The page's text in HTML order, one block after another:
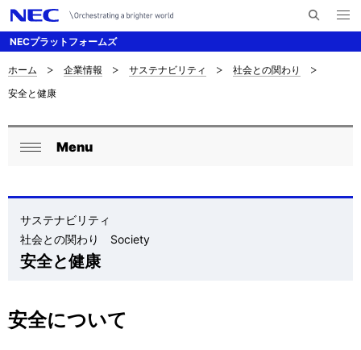
NECプラットフォームズ
メ
ニ
ナ
ビ
ゲ
ョ
サ
イ
ト
の
現
在
置
ホーム 企業情報 サステナビリティ
社会との関わり
安全と健康
ロ
カ
ル
ナ
ゲ
Menu
安全と健康
サステナビリティ
社会との関わり Society
安全について